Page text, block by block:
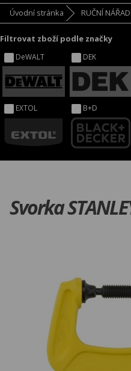
Úvodní stránka RUČNÍ NÁŘADÍ
Filtrovat zboží podle značky
DeWALT DEK
EXTOL B+D
Svorka